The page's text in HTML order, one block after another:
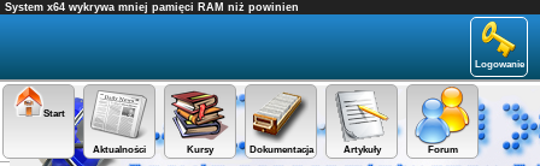
System x64 wykrywa mniej pamięci RAM niż powinien
Logowanie
Start
Aktualności Kursy Dokumentacja Artykuły Forum